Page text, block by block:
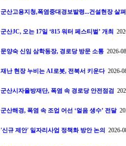
군산고용지청,폭염중대경보발령...건설현장 살펴
군산JC, 오는 17일 ‘815 워터 페스티벌’ 개최
문양숙 신임 삼학동장, 경로당 방문 소통 2026-
재난 현장 누비는 AI로봇, 전북서 키운다2026-
군산시자율방재단, 폭염 속 경로당 안전점검
군산해경, 폭염 속 조업 어선 ‘얼음 생수’ 전달
'신규 제안' 일자리사업 정책화 방안 논의 2026-